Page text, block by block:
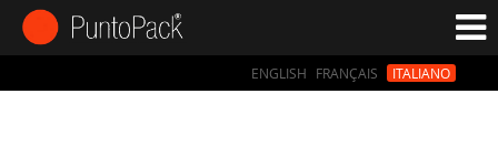
ENGLISH FRANÇAIS ITALIANO